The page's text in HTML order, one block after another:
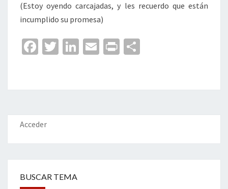
(Estoy oyendo carcajadas, y les recuerdo que están
incumplido su promesa)
Fa
o
o
k
T
er
Li
dI
n
E
l
Pr
p
ar
Acceder
BUSCAR TEMA